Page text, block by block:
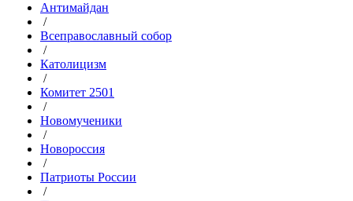
Антимайдан
/
Всеправославный собор
/
Католицизм
/
Комитет 2501
/
Новомученики
/
Новороссия
/
Патриоты России
/